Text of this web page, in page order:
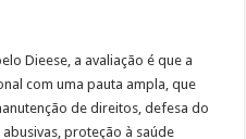
Dieese, a avaliação é que a
com uma pauta ampla, que
de direitos, defesa do
proteção à saúde